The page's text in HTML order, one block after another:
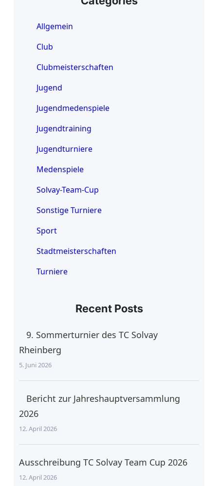
Allgemein
Club
Clubmeisterschaften
Jugend
Jugendmedenspiele
Jugendtraining
Jugendturniere
Medenspiele
Solvay-Team-Cup
Sonstige Turniere
Sport
Stadtmeisterschaften
Turniere
Recent Posts
9. Sommerturnier des TC Solvay
Rheinberg
5. Juni 2026
Bericht zur Jahreshauptversammlung
2026
12. April 2026
Ausschreibung TC Solvay Team Cup 2026
12. April 2026